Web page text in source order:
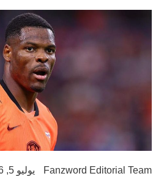
Fanzword Editorial Team
يوليو 5, 2026